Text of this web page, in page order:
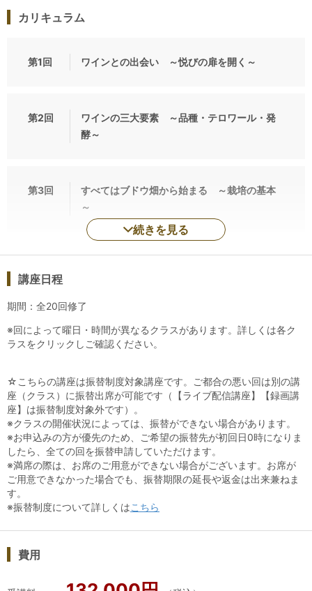
く本格的なワイン・テイスティングです。経験豊かな講師の指
修了時にはブラインド・テイスティング（銘柄名などを伏せた
状態での利き酒）で、主要なブドウ品種の推定ができるように
の。経験豊かな講師の適切なコーチングを通じて、半年間のう
ちに皆様は成長を実感し、テイスティングの虜になっていきま
す。しかも、厳選された美味しく高品質なワイン（合計約110
ていくことができるのです。
◆オリジナル・テキスト、コミュニティ
最も学習効果が上がるように入念に設計されたフルカラーのオ
リジナル・テキストには、市販の書籍やインターネット上の情
報では手に入らない情報が満載です。共通の趣味をもつクラス
のクラス会で、生涯続く友情で結ばれた仲間を見つけていただ
くことができます。
▶Step-Iのテキストサンプル
◎座学のオンライン動画視聴（通常価格：44,000円）も無料
で視聴できます！（ 2025/9/30迄 ）
カリキュラム
第1回 ワインとの出会い ～悦びの扉を開く～
第2回
ワインの三大要素 ～品種・テロワール・発
酵～
第3回
すべてはブドウ畑から始まる ～栽培の基本
～
続きを見る
講座日程
期間：全20回修了
※回によって曜日・時間が異なるクラスがあります。詳しくは各ク
ラスをクリックしご確認ください。
☆こちらの講座は振替制度対象講座です。ご都合の悪い回は別の講
座（クラス）に振替出席が可能です（【ライブ配信講座】【録画講
座】は振替制度対象外です）。
※クラスの開催状況によっては、振替ができない場合があります。
※お申込みの方が優先のため、ご希望の振替先が初回日0時になりま
したら、全ての回を振替申請していただけます。
※満席の際は、お席のご用意ができない場合がございます。お席が
ご用意できなかった場合でも、振替期限の延長や返金は出来兼ねま
す。
※振替制度について詳しくはこちら
費用